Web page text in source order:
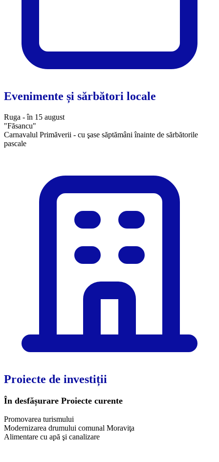
Evenimente și sărbători locale
Ruga - în 15 august
"Făsancu"
Carnavalul Primăverii - cu şase săptămâni înainte de sărbătorile
pascale
Proiecte de investiții
În desfășurare Proiecte curente
Promovarea turismului
Modernizarea drumului comunal Moraviţa
Alimentare cu apă şi canalizare